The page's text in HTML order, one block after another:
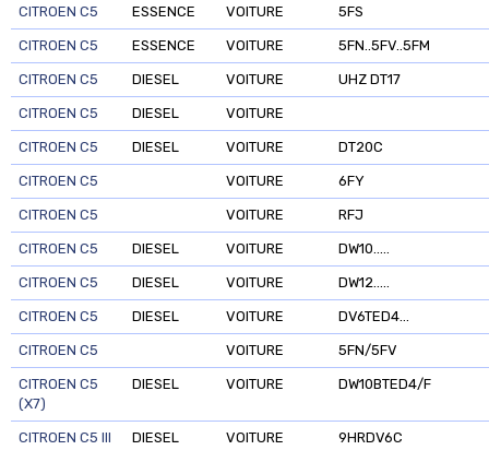
CITROEN C5 ESSENCE VOITURE 5FS
CITROEN C5 ESSENCE VOITURE 5FN..5FV..5FM
CITROEN C5 DIESEL VOITURE UHZ DT17
CITROEN C5 DIESEL VOITURE
CITROEN C5 DIESEL VOITURE DT20C
CITROEN C5 VOITURE 6FY
CITROEN C5 VOITURE RFJ
CITROEN C5 DIESEL VOITURE DW10.....
CITROEN C5 DIESEL VOITURE DW12.....
CITROEN C5 DIESEL VOITURE DV6TED4...
CITROEN C5 VOITURE 5FN/5FV
CITROEN C5
(X7)
DIESEL VOITURE DW10BTED4/F
CITROEN C5 III DIESEL VOITURE 9HRDV6C